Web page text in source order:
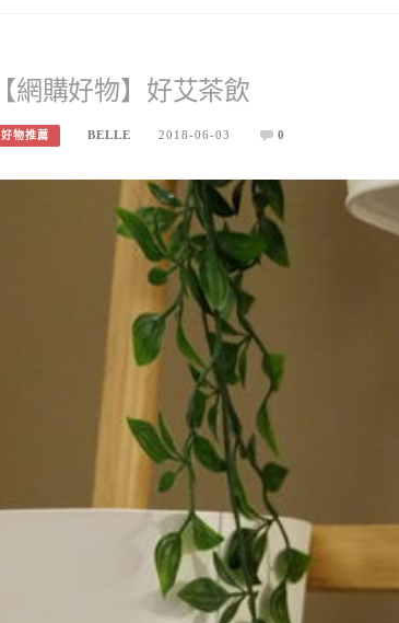
【網購好物】好艾茶飲
好物推薦 BELLE 2018-06-03 0